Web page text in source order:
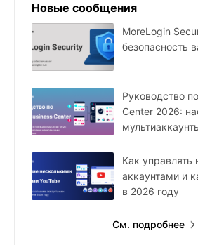
Новые сообщения
MoreLogin
безопасность
Руководство
Center 2026:
Как управлять
аккаунтами и
в 2026 году
См. подробнее